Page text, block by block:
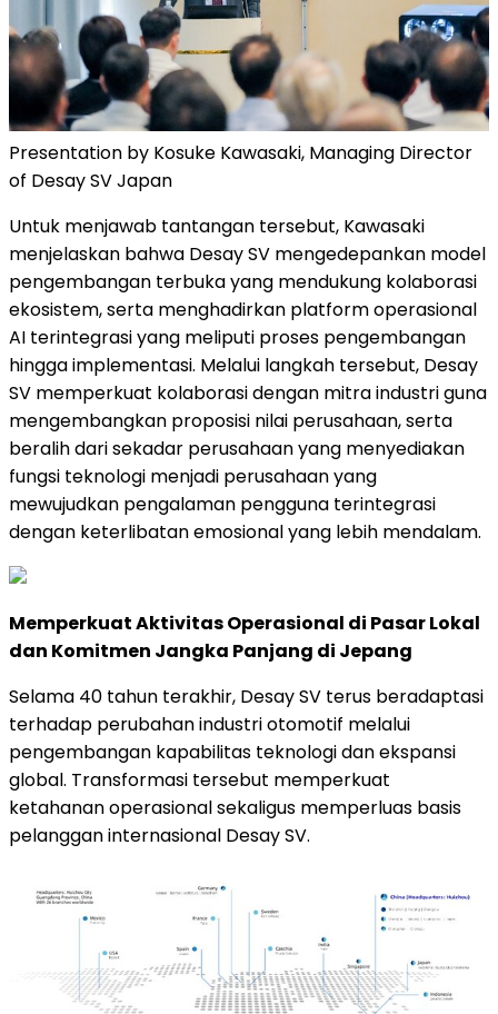
Presentation by Kosuke Kawasaki, Managing Director
of Desay SV Japan
Untuk menjawab tantangan tersebut, Kawasaki
menjelaskan bahwa Desay SV mengedepankan model
pengembangan terbuka yang mendukung kolaborasi
ekosistem, serta menghadirkan platform operasional
AI terintegrasi yang meliputi proses pengembangan
hingga implementasi. Melalui langkah tersebut, Desay
SV memperkuat kolaborasi dengan mitra industri guna
mengembangkan proposisi nilai perusahaan, serta
beralih dari sekadar perusahaan yang menyediakan
fungsi teknologi menjadi perusahaan yang
mewujudkan pengalaman pengguna terintegrasi
dengan keterlibatan emosional yang lebih mendalam.
Memperkuat Aktivitas Operasional di Pasar Lokal
dan Komitmen Jangka Panjang di Jepang
Selama 40 tahun terakhir, Desay SV terus beradaptasi
terhadap perubahan industri otomotif melalui
pengembangan kapabilitas teknologi dan ekspansi
global. Transformasi tersebut memperkuat
ketahanan operasional sekaligus memperluas basis
pelanggan internasional Desay SV.